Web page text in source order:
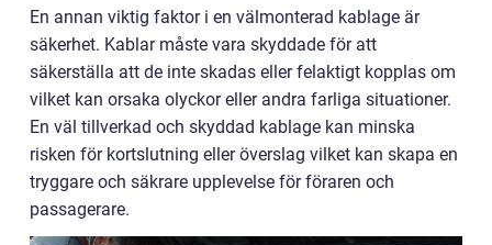
En annan viktig faktor i en välmonterad kablage är
säkerhet. Kablar måste vara skyddade för att
säkerställa att de inte skadas eller felaktigt kopplas om
vilket kan orsaka olyckor eller andra farliga situationer.
En väl tillverkad och skyddad kablage kan minska
risken för kortslutning eller överslag vilket kan skapa en
tryggare och säkrare upplevelse för föraren och
passagerare.